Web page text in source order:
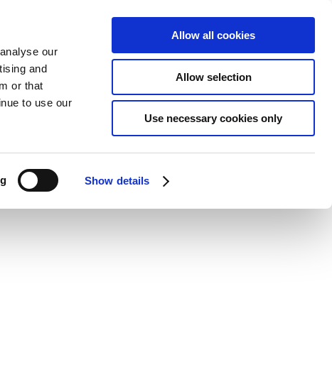
our
and
or that
to use our
Show details
Allow all cookies
Allow selection
Use necessary cookies only